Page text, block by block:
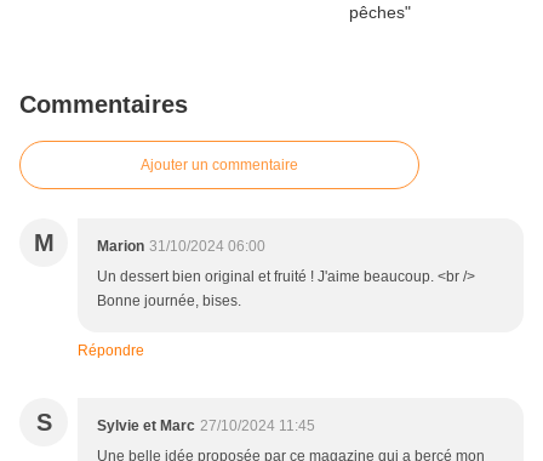
Commentaires
Ajouter un commentaire
M Marion 31/10/2024 06:00
Un dessert bien original et fruité ! J'aime beaucoup. <br />
Bonne journée, bises.
Répondre
S Sylvie et Marc 27/10/2024 11:45
Une belle idée proposée par ce magazine qui a bercé mon